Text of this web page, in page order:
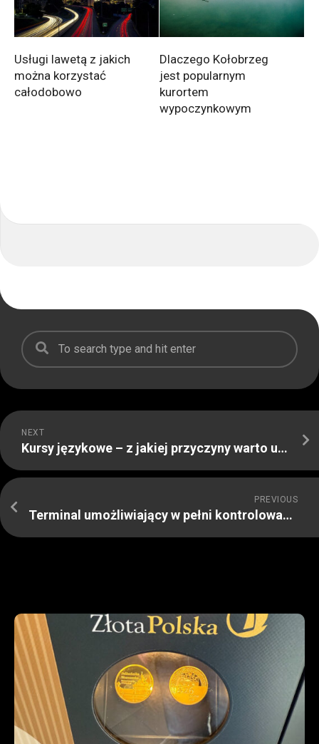
Usługi lawetą z jakich
można korzystać
całodobowo
Dlaczego Kołobrzeg
jest popularnym
kurortem
wypoczynkowym
NEXT
Kursy językowe – z jakiej przyczyny warto uczyć się języków obcych?
PREVIOUS
Terminal umożliwiający w pełni kontrolować to, co dzieje się z paliwem